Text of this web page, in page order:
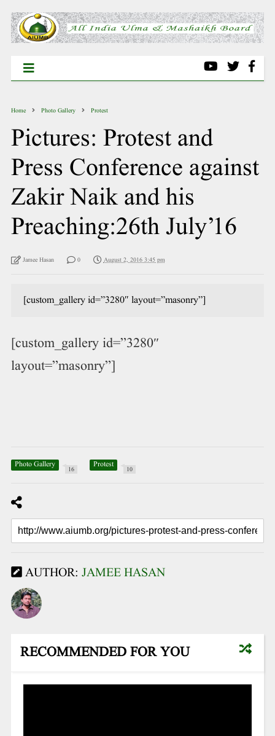
Home Photo Gallery Protest
Pictures: Protest and
Press Conference against
Zakir Naik and his
Preaching:26th July’16
Jamee Hasan 0 August 2, 2016 3:45 pm
[custom_gallery id=”3280″ layout=”masonry”]
[custom_gallery id=”3280″
layout=”masonry”]
Photo Gallery 16 Protest 10
AUTHOR: JAMEE HASAN
RECOMMENDED FOR YOU